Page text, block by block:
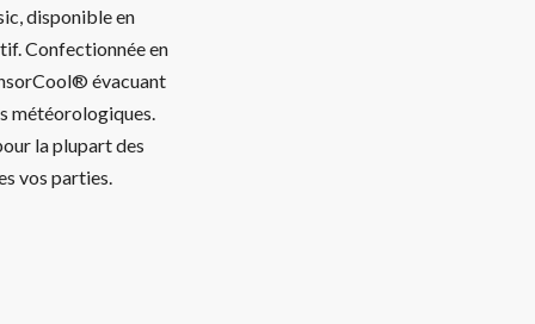
disponible en
Confectionnée en
évacuant
météorologiques.
la plupart des
vos parties.